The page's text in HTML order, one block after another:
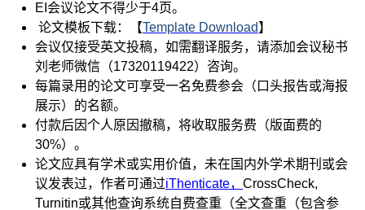
EI会议论文不得少于4页。
论文模板下载：【Template Download】
会议仅接受英文投稿，如需翻译服务，请添加会议秘书
刘老师微信（17320119422）咨询。
每篇录用的论文可享受一名免费参会（口头报告或海报
展示）的名额。
付款后因个人原因撤稿，将收取服务费（版面费的
30%）。
论文应具有学术或实用价值，未在国内外学术期刊或会
议发表过，作者可通过iThenticate， CrossCheck,
Turnitin或其他查询系统自费查重（全文查重（包含参